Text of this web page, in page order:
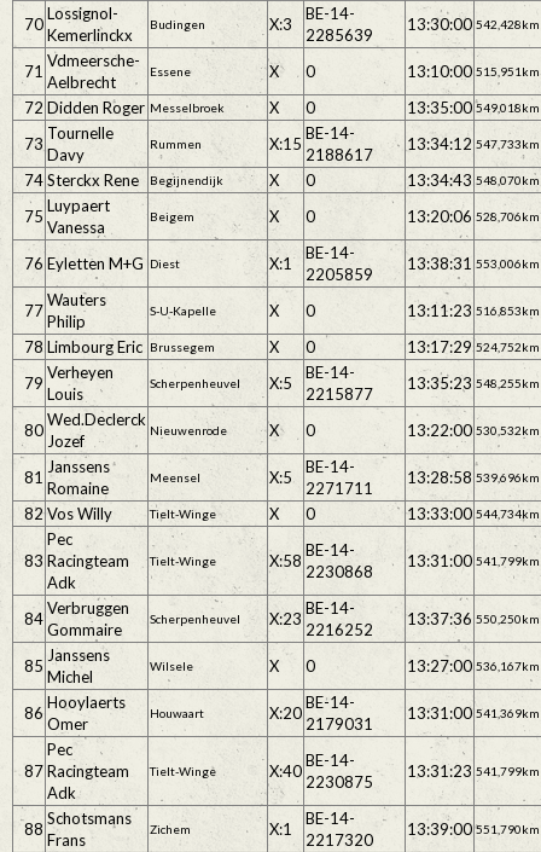
70
Lossignol-
Kemerlinckx
Budingen X:3
BE-14-
2285639
13:30:00 542,428km
71
Vdmeersche-
Aelbrecht
Essene X 0 13:10:00 515,951km
72 Didden Roger Messelbroek X 0 13:35:00 549,018km
73
Tournelle
Davy
Rummen X:15
BE-14-
2188617
13:34:12 547,733km
74Sterckx Rene Begijnendijk X 0 13:34:43 548,070km
75
Luypaert
Vanessa
Beigem X 0 13:20:06 528,706km
76 Eyletten M+G Diest X:1
BE-14-
2205859
13:38:31 553,006km
77
Wauters
Philip
S-U-Kapelle X 0 13:11:23 516,853km
78 Limbourg Eric Brussegem X 0 13:17:29 524,752km
79
Verheyen
Louis
Scherpenheuvel X:5
BE-14-
2215877
13:35:23 548,255km
80
Wed.Declerck
Jozef
Nieuwenrode X 0 13:22:00 530,532km
81
Janssens
Romaine
Meensel X:5
BE-14-
2271711
13:28:58 539,696km
82 Vos Willy Tielt-Winge X 0 13:33:00 544,734km
83
Pec
Racingteam
Adk
Tielt-Winge X:58
BE-14-
2230868
13:31:00 541,799km
84
Verbruggen
Gommaire
Scherpenheuvel X:23
BE-14-
2216252
13:37:36 550,250km
85
Janssens
Michel
Wilsele X 0 13:27:00 536,167km
86
Hooylaerts
Omer
Houwaart X:20
BE-14-
2179031
13:31:00 541,369km
87
Pec
Racingteam
Adk
Tielt-Winge X:40
BE-14-
2230875
13:31:23 541,799km
88
Schotsmans
Frans
Zichem X:1
BE-14-
2217320
13:39:00 551,790km